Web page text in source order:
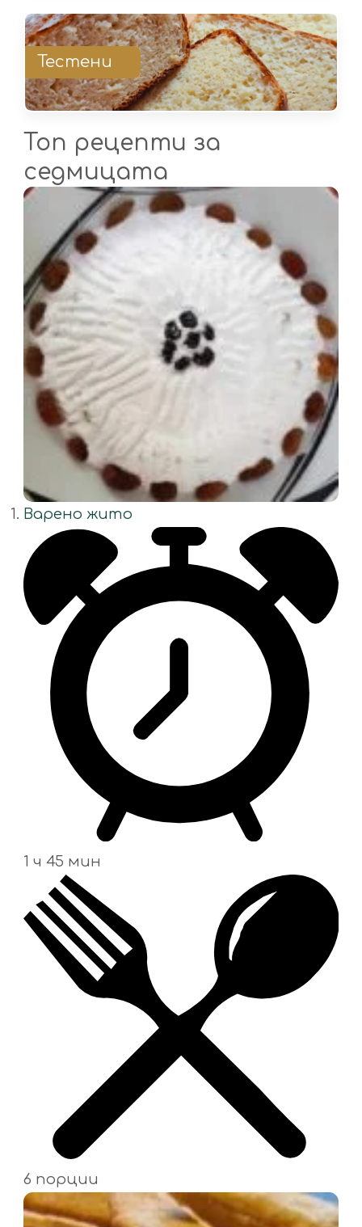
Тестени
Топ рецепти за
седмицата
Варено жито
1 ч 45 мин
6 порции